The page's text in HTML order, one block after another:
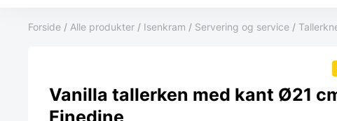
Forside / Alle produkter / Isenkram / Servering og service /
Vanilla tallerken med kant Ø21
Finedine